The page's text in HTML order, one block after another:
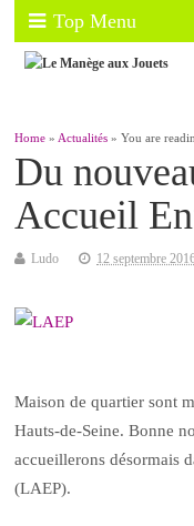
Top Menu
Home »Actualités » You are
Du
Accueil
Ludo 12 septembre
Maison de quartier sont
Hauts-de-Seine. Bonne
accueillerons désormais
(LAEP).